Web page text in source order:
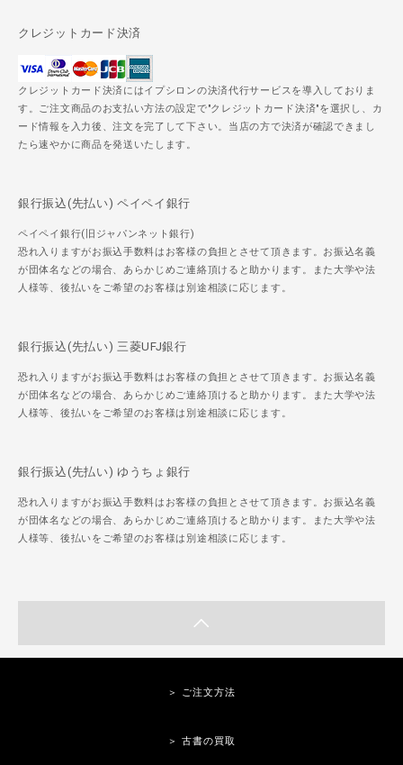
クレジットカード決済
クレジットカード決済にはイプシロンの決済代行サービスを導入しておりま
す。ご注文商品のお支払い方法の設定で"クレジットカード決済"を選択し、カ
ード情報を入力後、注文を完了して下さい。当店の方で決済が確認できまし
たら速やかに商品を発送いたします。
銀行振込(先払い) ペイペイ銀行
ペイペイ銀行(旧ジャパンネット銀行)
恐れ入りますがお振込手数料はお客様の負担とさせて頂きます。お振込名義
が団体名などの場合、あらかじめご連絡頂けると助かります。また大学や法
人様等、後払いをご希望のお客様は別途相談に応じます。
銀行振込(先払い) 三菱UFJ銀行
恐れ入りますがお振込手数料はお客様の負担とさせて頂きます。お振込名義
が団体名などの場合、あらかじめご連絡頂けると助かります。また大学や法
人様等、後払いをご希望のお客様は別途相談に応じます。
銀行振込(先払い) ゆうちょ銀行
恐れ入りますがお振込手数料はお客様の負担とさせて頂きます。お振込名義
が団体名などの場合、あらかじめご連絡頂けると助かります。また大学や法
人様等、後払いをご希望のお客様は別途相談に応じます。
＞ ご注文方法
＞ 古書の買取